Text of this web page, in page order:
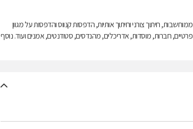
חיתוך צורני וחיתוך אותיות, הדפסות קנווס והדפסות על מגוון
חברות, מוסדות, אדריכלים, מהנדסים, סטודנטים, אמנים ועוד. נוסף